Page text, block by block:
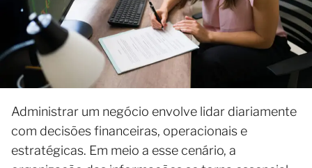
Administrar um negócio envolve lidar diariamente
com decisões financeiras, operacionais e
estratégicas. Em meio a esse cenário, a